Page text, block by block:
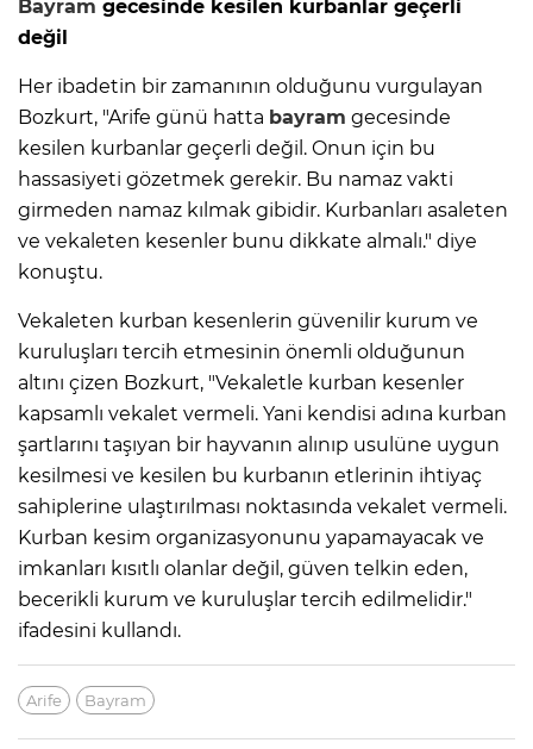
Bayram gecesinde kesilen kurbanlar geçerli
değil
Her ibadetin bir zamanının olduğunu vurgulayan
Bozkurt, "Arife günü hatta bayram gecesinde
kesilen kurbanlar geçerli değil. Onun için bu
hassasiyeti gözetmek gerekir. Bu namaz vakti
girmeden namaz kılmak gibidir. Kurbanları asaleten
ve vekaleten kesenler bunu dikkate almalı." diye
konuştu.
Vekaleten kurban kesenlerin güvenilir kurum ve
kuruluşları tercih etmesinin önemli olduğunun
altını çizen Bozkurt, "Vekaletle kurban kesenler
kapsamlı vekalet vermeli. Yani kendisi adına kurban
şartlarını taşıyan bir hayvanın alınıp usulüne uygun
kesilmesi ve kesilen bu kurbanın etlerinin ihtiyaç
sahiplerine ulaştırılması noktasında vekalet vermeli.
Kurban kesim organizasyonunu yapamayacak ve
imkanları kısıtlı olanlar değil, güven telkin eden,
becerikli kurum ve kuruluşlar tercih edilmelidir."
ifadesini kullandı.
Arife Bayram